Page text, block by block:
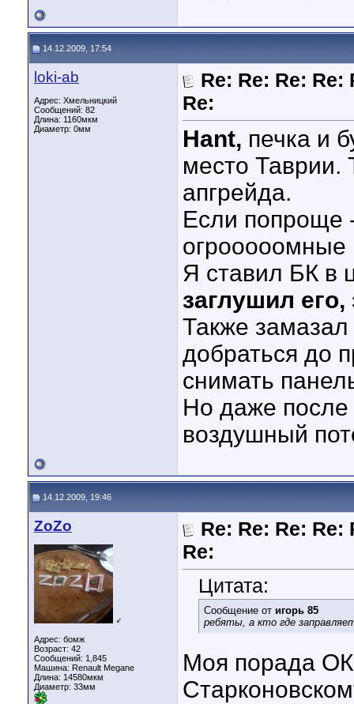
14.12.2009, 17:54
loki-ab
Адрес: Хмельницкий
Сообщений: 82
Длина: 1160мкм
Диаметр: 0мм
Re: Re: Re: Re:
Re:
Hant, печка и
место Таврии.
апгрейда.
Если попроще
огрооооомные
Я ставил БК в
заглушил
Также
добраться до
снимать
Но даже после
воздушный
14.12.2009, 19:46
ZoZo
♂
Адрес: бомж
Возраст: 42
Сообщений: 1,845
Машина: Renault Megane
Длина: 14580мкм
Диаметр: 33мм
Re: Re: Re: Re:
Re:
Цитата:
Сообщение от игорь 85
ребяты, а кто где
Моя порада